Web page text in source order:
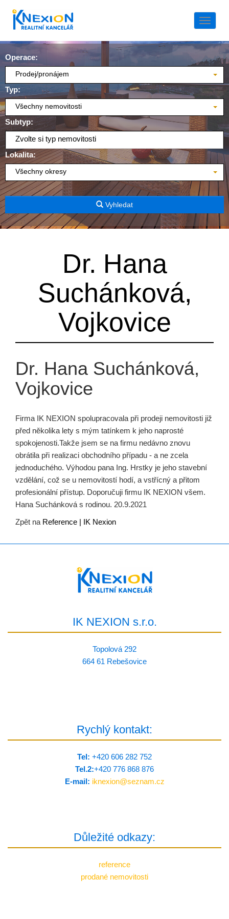
Operace:
Prodej/pronájem
Typ:
Všechny nemovitosti
Subtyp:
Zvolte si typ nemovitosti
Lokalita:
Všechny okresy
Vyhledat
Dr. Hana
Suchánková,
Vojkovice
Dr. Hana Suchánková,
Vojkovice
Firma IK NEXION spolupracovala při prodeji nemovitosti již
před několika lety s mým tatínkem k jeho naprosté
spokojenosti.Takže jsem se na firmu nedávno znovu
obrátila při realizaci obchodního případu - a ne zcela
jednoduchého. Výhodou pana Ing. Hrstky je jeho stavební
vzdělání, což se u nemovitostí hodí, a vstřícný a přitom
profesionální přístup. Doporučuji firmu IK NEXION všem.
Hana Suchánková s rodinou. 20.9.2021
Zpět na Reference | IK Nexion
IK NEXION s.r.o.
Topolová 292
664 61 Rebešovice
Rychlý kontakt:
Tel: +420 606 282 752
Tel.2:+420 776 8­68 876
E-mail: iknexion@seznam.cz
Důležité odkazy:
reference
prodané nemovitosti